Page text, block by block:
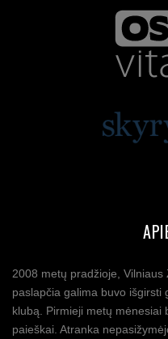
2008 metų pradžioje,
paslapčia galima buvo išgirsti
klubą. Pirmieji metų mėnesiai
paieškai. Atranka